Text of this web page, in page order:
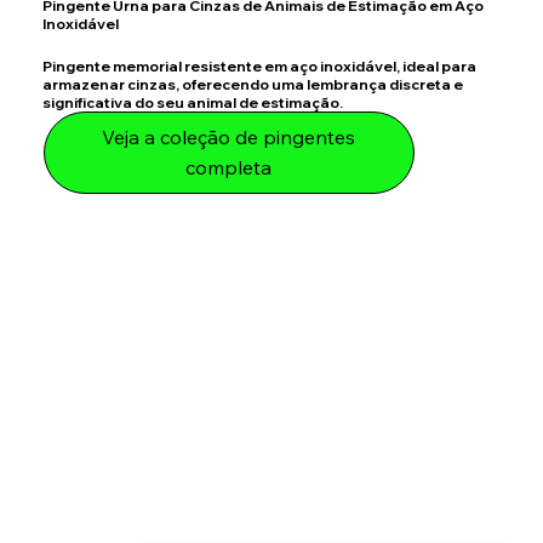
Pingente Urna para Cinzas de Animais de Estimação em Aço
Inoxidável
Pingente memorial resistente em aço inoxidável, ideal para
armazenar cinzas, oferecendo uma lembrança discreta e
significativa do seu animal de estimação.
Veja a coleção de pingentes
completa